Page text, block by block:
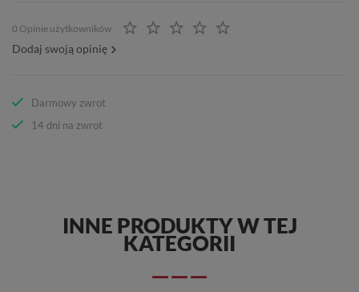
0 Opinie użytkowników
Dodaj swoją opinię
Darmowy zwrot
14 dni na zwrot
INNE PRODUKTY W TEJ
KATEGORII